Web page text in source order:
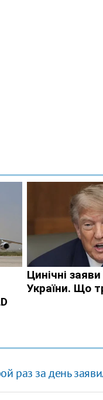
раз за день